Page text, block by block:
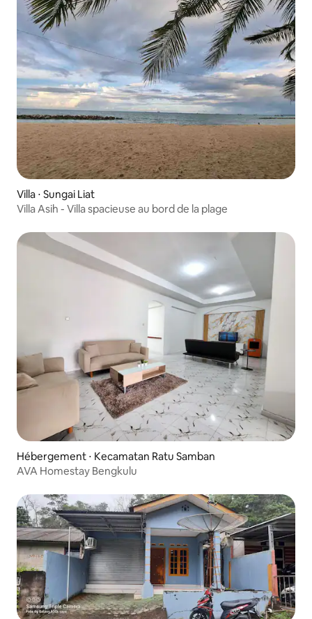
Villa ⋅ Sungai Liat
Villa Asih - Villa spacieuse au bord de la plage
Hébergement ⋅ Kecamatan Ratu Samban
AVA Homestay Bengkulu